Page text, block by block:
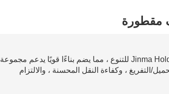
تم تصميم نصف المقطرين المسطحين من Jinma Holdings للتنوع ، مما يضم بناءًا قويًا يدعم مجموعة
التفريغ ، وكفاءة النقل المحسنة ، والالتزام